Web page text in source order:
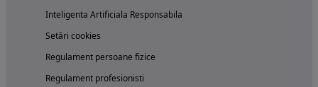
Inteligenta Artificiala Responsabila
Setări cookies
Regulament persoane fizice
Regulament profesionisti